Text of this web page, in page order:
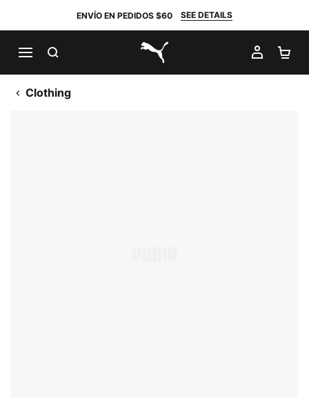
ENVÍO EN PEDIDOS $60 SEE DETAILS
PUMA.com
MI
Clothing